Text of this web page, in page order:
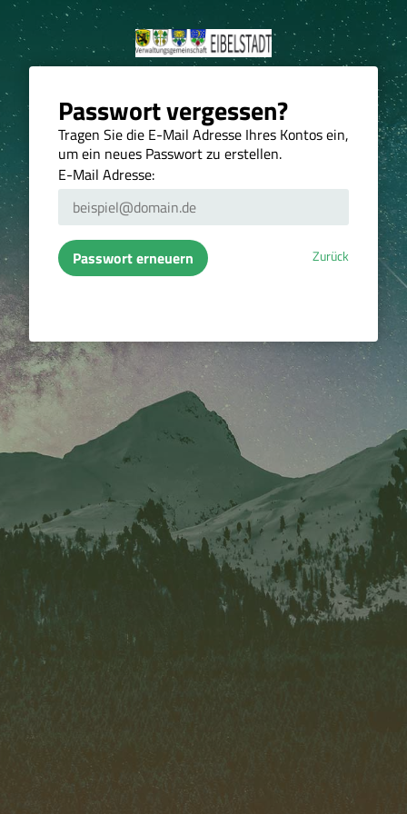
Passwort vergessen?
Tragen Sie die E-Mail Adresse Ihres Kontos ein,
um ein neues Passwort zu erstellen.
E-Mail Adresse:
Passwort erneuern Zurück